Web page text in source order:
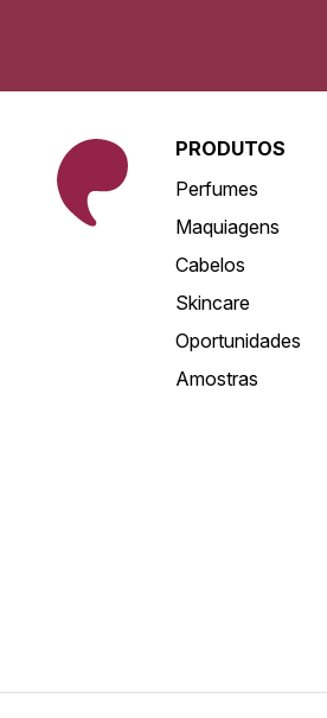
PRODUTOS
Perfumes
Maquiagens
Cabelos
Skincare
Oportunidades
Amostras